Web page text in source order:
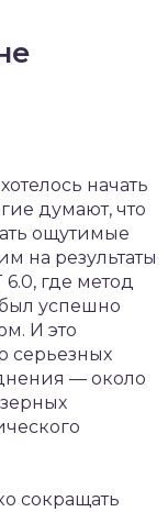
начать
думают, что
ощутимые
на результаты
где метод
успешно
И это
серьезных
— около
сокращать